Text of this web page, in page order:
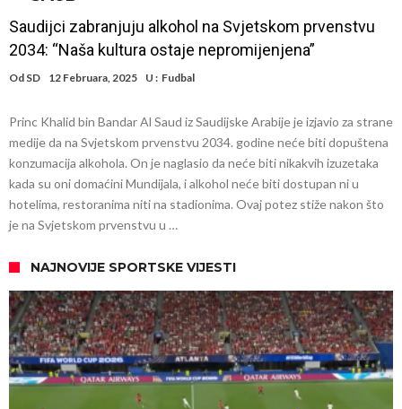
pravila
Arsenal za 138 miliona evra dovodi zvezdu Serie A?
forme odmah ispao
Jake Paul započinje rušenje UFC-a
Mudrik se vratio na teren nakon više od 600 dana. Odmah ide na
pozajmicu?
Real Madrid je doneo odluku: Endrick prelazi u Premijer ligu!
Saudijci zabranjuju alkohol na Svjetskom prvenstvu
2034: “Naša kultura ostaje nepromijenjena”
Od SD 12 Februara, 2025 U : Fudbal
Princ Khalid bin Bandar Al Saud iz Saudijske Arabije je izjavio za strane
medije da na Svjetskom prvenstvu 2034. godine neće biti dopuštena
konzumacija alkohola. On je naglasio da neće biti nikakvih izuzetaka
kada su oni domaćini Mundijala, i alkohol neće biti dostupan ni u
hotelima, restoranima niti na stadionima. Ovaj potez stiže nakon što
je na Svjetskom prvenstvu u …
NAJNOVIJE SPORTSKE VIJESTI